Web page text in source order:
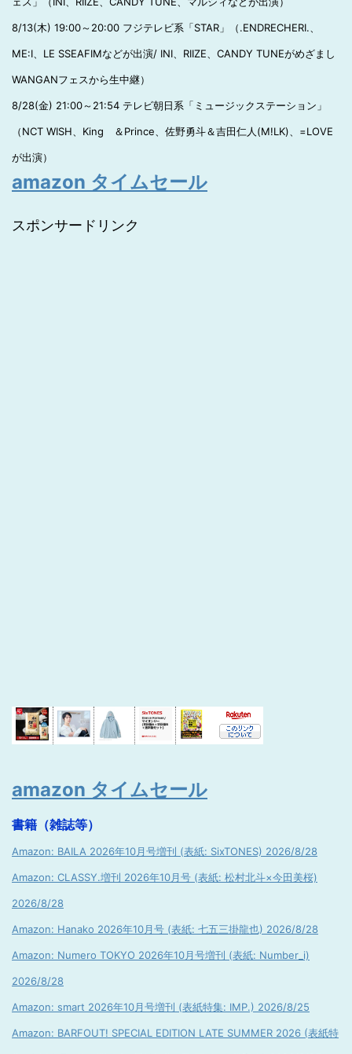
8/13(木) 19:00～20:00 フジテレビ系「STAR」（.ENDRECHERI.、
ME:I、LE SSEAFIMなどが出演/ INI、RIIZE、CANDY TUNEがめざまし
WANGANフェスから生中継）
8/28(金) 21:00～21:54 テレビ朝日系「ミュージックステーション」
（NCT WISH、King ＆Prince、佐野勇斗＆吉田仁人(M!LK)、=LOVE
が出演）
amazon タイムセール
スポンサードリンク
amazon タイムセール
書籍（雑誌等）
Amazon: BAILA 2026年10月号増刊 (表紙: SixTONES) 2026/8/28
Amazon: CLASSY.増刊 2026年10月号 (表紙: 松村北斗×今田美桜)
2026/8/28
Amazon: Hanako 2026年10月号 (表紙: 七五三掛龍也) 2026/8/28
Amazon: Numero TOKYO 2026年10月号増刊 (表紙: Number_i)
2026/8/28
Amazon: smart 2026年10月号増刊 (表紙特集: IMP.) 2026/8/25
Amazon: BARFOUT! SPECIAL EDITION LATE SUMMER 2026 (表紙特